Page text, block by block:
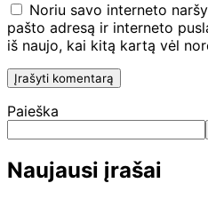
Noriu savo interneto
pašto adresą ir interneto
iš naujo, kai kitą kartą vėl
Paieška
Naujausi įrašai